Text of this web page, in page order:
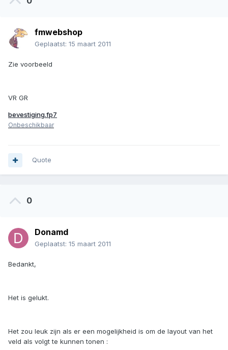
fmwebshop
Geplaatst: 15 maart 2011
Zie voorbeeld
VR GR
bevestiging.fp7
Onbeschikbaar
Quote
0
Donamd
Geplaatst: 15 maart 2011
Bedankt,
Het is gelukt.
Het zou leuk zijn als er een mogelijkheid is om de layout van het
veld als volgt te kunnen tonen :